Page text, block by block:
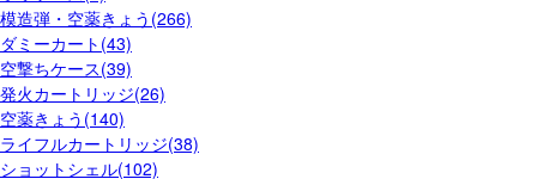
模造弾・空薬きょう(266)
ダミーカート(43)
空撃ちケース(39)
発火カートリッジ(26)
空薬きょう(140)
ライフルカートリッジ(38)
ショットシェル(102)